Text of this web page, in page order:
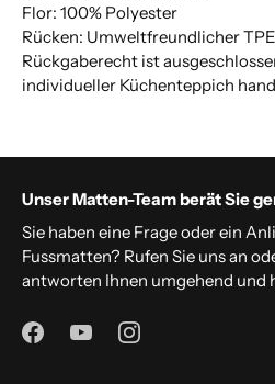
Flor: 100% Polyester
Rücken: Umweltfreundlicher
Rückgaberecht ist
individueller Küchenteppich
Unser Matten-Team berät Sie
Sie haben eine Frage oder ein
Fussmatten? Rufen Sie uns an
antworten Ihnen umgehend und